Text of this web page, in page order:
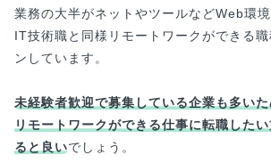
業務の大半がネットやツールなどWeb環境
IT技術職と同様リモートワークができる
ンしています。
未経験者歓迎で募集している企業も多い
リモートワークができる仕事に転職した
ると良いでしょう。